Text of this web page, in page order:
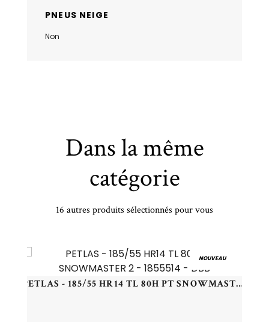
PNEUS NEIGE
Non
Dans la même
catégorie
16 autres produits sélectionnés pour vous
NOUVEAU
PETLAS - 185/55 HR14 TL 80H PT SNOWMASTER 2 - 1855514 - DBB